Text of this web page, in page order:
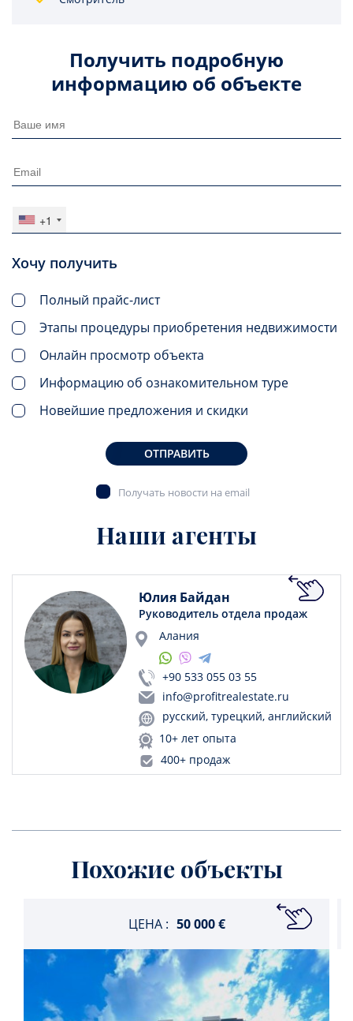
Получить подробную
информацию об объекте
+1
Хочу получить
Полный прайс-лист
Этапы процедуры приобретения недвижимости
Онлайн просмотр объекта
Информацию об ознакомительном туре
Новейшие предложения и скидки
ОТПРАВИТЬ
Получать новости на email
Наши агенты
Юлия Байдан
Руководитель отдела продаж
Алания
+90 533 055 03 55
info@profitrealestate.ru
русский, турецкий, английский
10+ лет опыта
400+ продаж
Похожие объекты
ЦЕНА : 50 000 €